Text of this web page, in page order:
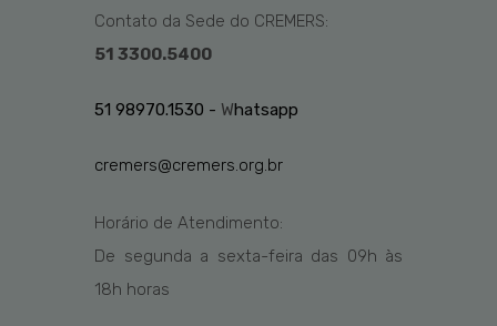
Contato da Sede do CREMERS:
51 3300.5400
51 98970.1530 - Whatsapp
cremers@cremers.org.br
Horário de Atendimento:
De segunda a sexta-feira das 09h às
18h horas